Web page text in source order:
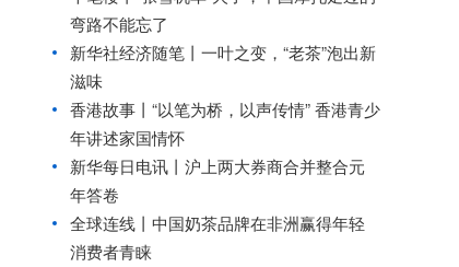
弯路不能忘了
新华社经济随笔丨 一叶之变，“老茶”泡出新
滋味
香港故事丨 “以笔为桥，以声传情” 香港青少
年讲述家国情怀
新华每日电讯丨 沪上两大券商合并整合元
年答卷
全球连线丨 中国奶茶品牌在非洲赢得年轻
消费者青睐